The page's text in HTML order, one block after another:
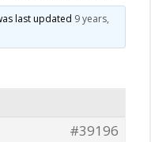
last updated 9 years,
#39196